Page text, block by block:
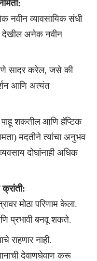
नवीन व्यावसायिक संधी
देखील अनेक नवीन
सादर करेल, जसे की
आणि अत्यंत
शकतील आणि हॅप्टिक
मदतीने त्यांचा अनुभव
दोघांनाही अधिक
मोठा परिणाम केला.
प्रभावी बनवू शकते.
राहणार नाही.
देवाणघेवाण करू